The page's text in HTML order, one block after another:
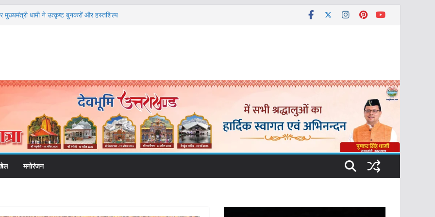
मुख्यमंत्री धामी ने उत्कृष्ट बुनकरों और हस्तशिल्प
और निर्माण पर बड़ा एक्शन, दो स्थानों पर ध्वस्तीकरण,
मनोरंजन